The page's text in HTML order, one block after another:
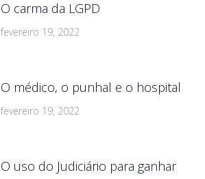
O carma da LGPD
fevereiro 19, 2022
O médico, o punhal e o hospital
fevereiro 19, 2022
O uso do Judiciário para ganhar